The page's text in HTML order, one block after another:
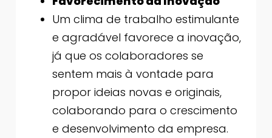
Um clima de trabalho estimulante
e agradável favorece a inovação,
já que os colaboradores se
sentem mais à vontade para
propor ideias novas e originais,
colaborando para o crescimento
e desenvolvimento da empresa.